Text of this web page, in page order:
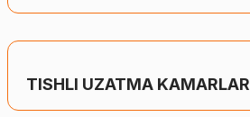
TISHLI UZATMA KAMARLAR